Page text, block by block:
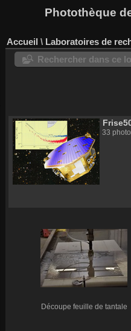
Photothèque
Accueil \ Laboratoires de
Rechercher dans ce
33
Découpe feuille de tantale